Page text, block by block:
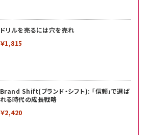
ドリルを売るには穴を売れ
￥1,815
Brand Shift(ブランド・シフト): 「信頼」で選ば
れる時代の成長戦略
￥2,420